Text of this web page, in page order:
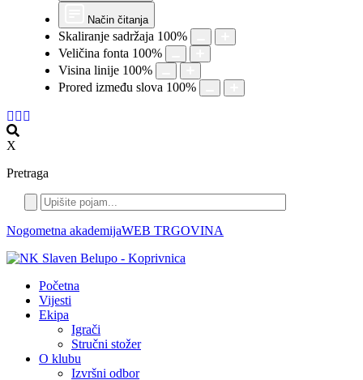
Način čitanja
Skaliranje sadržaja 100%
Veličina fonta 100%
Visina linije 100%
Prored između slova 100%
X
Pretraga
Nogometna akademijaWEB TRGOVINA
Početna
Vijesti
Ekipa
Igrači
Stručni stožer
O klubu
Izvršni odbor